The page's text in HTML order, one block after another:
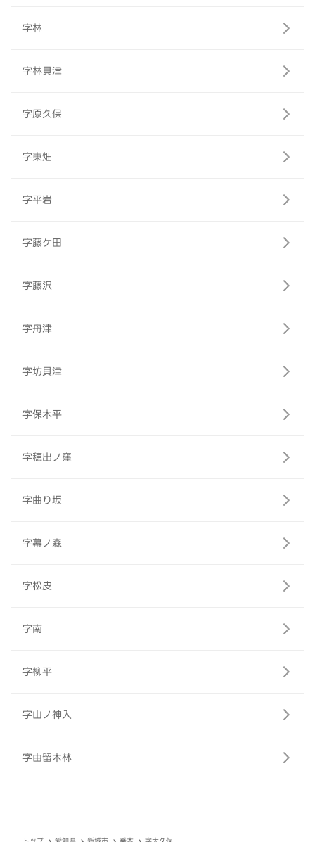
字林
字林貝津
字原久保
字東畑
字平岩
字藤ケ田
字藤沢
字舟津
字坊貝津
字保木平
字穂出ノ窪
字曲り坂
字幕ノ森
字松皮
字南
字柳平
字山ノ神入
字由留木林